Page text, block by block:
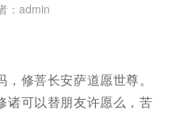
：admin
修菩长安萨道愿世尊。
诸可以替朋友许愿么，苦